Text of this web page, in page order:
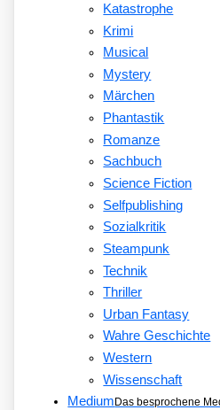
Katastrophe
Krimi
Musical
Mystery
Märchen
Phantastik
Romanze
Sachbuch
Science Fiction
Selfpublishing
Sozialkritik
Steampunk
Technik
Thriller
Urban Fantasy
Wahre Geschichte
Western
Wissenschaft
Medium Das besprochene